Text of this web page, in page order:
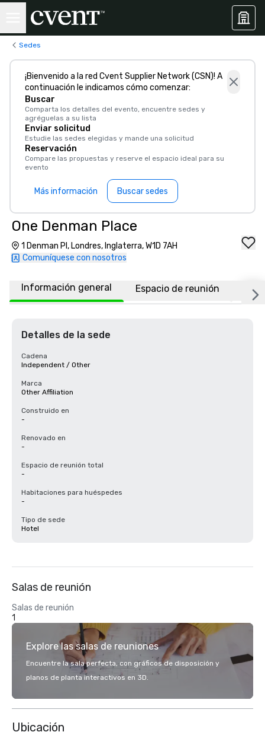
Sedes
¡Bienvenido a la red Cvent Supplier Network (CSN)! A
continuación le indicamos cómo comenzar:
Buscar
Comparta los detalles del evento, encuentre sedes y
agréguelas a su lista
Enviar solicitud
Estudie las sedes elegidas y mande una solicitud
Reservación
Compare las propuestas y reserve el espacio ideal para su
evento
Más información Buscar sedes
One Denman Place
1 Denman Pl, Londres, Inglaterra, W1D 7AH
Comuníquese con nosotros
Información general Espacio de reunión
Detalles de la sede
Cadena
Independent / Other
Marca
Other Affiliation
Construido en
-
Renovado en
-
Espacio de reunión total
-
Habitaciones para huéspedes
-
Tipo de sede
Hotel
Salas de reunión
Salas de reunión
1
Explore las salas de reuniones
Encuentre la sala perfecta, con gráficos de disposición y
planos de planta interactivos en 3D.
Ubicación